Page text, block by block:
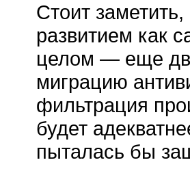
Стоит
развитием как
целом — еще
миграцию
фильтрация
будет
пыталась бы